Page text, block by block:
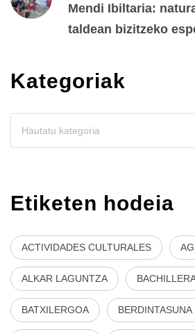
Mendi Ibiltaria:
taldean bizitzeko
Kategoriak
Etiketen hodeia
ACTIVIDADES CULTURALES
ALKAR LAGUNTZA
BATXILERGOA BERDINTASUNA